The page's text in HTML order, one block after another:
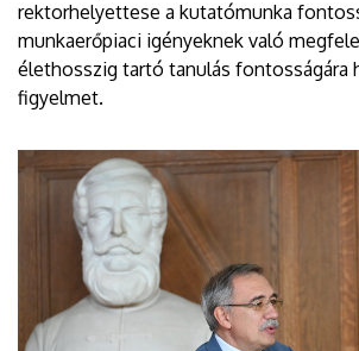
rektorhelyettese a kutatómunka
munkaerőpiaci igényeknek való
élethosszig tartó tanulás fontosságára
figyelmet.